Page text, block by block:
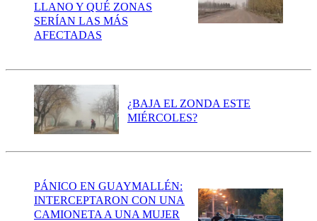
LLANO Y QUÉ ZONAS
SERÍAN LAS MÁS
AFECTADAS
¿BAJA EL ZONDA ESTE
MIÉRCOLES?
PÁNICO EN GUAYMALLÉN:
INTERCEPTARON CON UNA
CAMIONETA A UNA MUJER